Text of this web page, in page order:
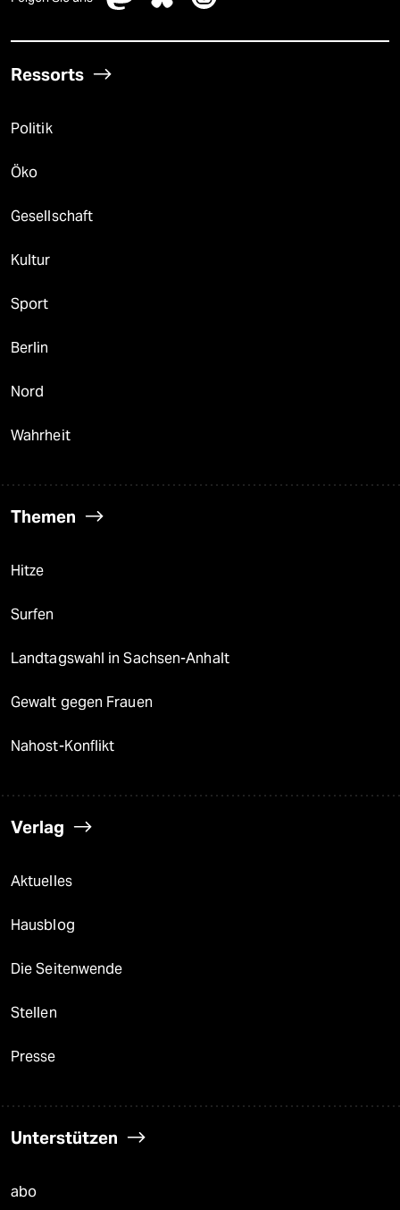
Ressorts
Politik
Öko
Gesellschaft
Kultur
Sport
Berlin
Nord
Wahrheit
Themen
Hitze
Surfen
Landtagswahl in Sachsen-Anhalt
Gewalt gegen Frauen
Nahost-Konflikt
Verlag
Aktuelles
Hausblog
Die Seitenwende
Stellen
Presse
Unterstützen
abo